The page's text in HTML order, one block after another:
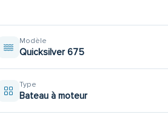
AFFAIRES MARITIMES
Modèle
Quicksilver 675
Type
Bateau à moteur